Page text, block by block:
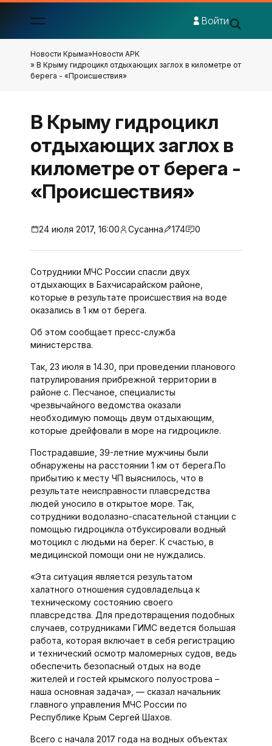
Войти
Новости Крыма»Новости АРК
» В Крыму гидроцикл отдыхающих заглох в километре от
берега - «Происшествия»
В Крыму гидроцикл
отдыхающих заглох в
километре от берега -
«Происшествия»
24 июля 2017, 16:00 Сусанна 174 0
Сотрудники МЧС России спасли двух
отдыхающих в Бахчисарайском районе,
которые в результате происшествия на воде
оказались в 1 км от берега.
Об этом сообщает пресс-служба
министерства.
Так, 23 июля в 14.30, при проведении планового
патрулирования прибрежной территории в
районе с. Песчаное, специалисты
чрезвычайного ведомства оказали
необходимую помощь двум отдыхающим,
которые дрейфовали в море на гидроцикле.
Пострадавшие, 39-летние мужчины были
обнаружены на расстоянии 1 км от берега.По
прибытию к месту ЧП выяснилось, что в
результате неисправности плавсредства
людей уносило в открытое море. Так,
сотрудники водолазно-спасательной станции с
помощью гидроцикла отбуксировали водный
мотоцикл с людьми на берег. К счастью, в
медицинской помощи они не нуждались.
«Эта ситуация является результатом
халатного отношения судовладельца к
техническому состоянию своего
плавсредства. Для предотвращения подобных
случаев, сотрудниками ГИМС ведется большая
работа, которая включает в себя регистрацию
и технический осмотр маломерных судов, ведь
обеспечить безопасный отдых на воде
жителей и гостей крымского полуострова –
наша основная задача», — сказал начальник
главного управления МЧС России по
Республике Крым Сергей Шахов.
Всего с начала 2017 года на водных объектах